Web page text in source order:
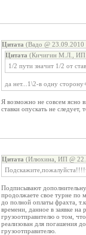
Цитата (Вадо @ 23.09.2010
Цитата (Кичигин М.Л., ИП
1/2 пути значит 1/2 от
да нет...1\2-в одну
Я возможно не совсем ясно
ставки опускать не
Цитата (Илюхина, ИП @
Подписывают
продолжаете свое турне по
до полной оплаты фрахта,
времени, данное в заявке на
грузоотправителю о том,
реализован для погашения
грузоотправителю.